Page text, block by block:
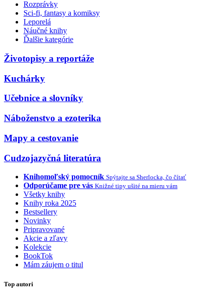
Rozprávky
Sci-fi, fantasy a komiksy
Leporelá
Náučné knihy
Ďalšie kategórie
Životopisy a reportáže
Kuchárky
Učebnice a slovníky
Náboženstvo a ezoterika
Mapy a cestovanie
Cudzojazyčná literatúra
Knihomoľský pomocník Spýtajte sa Sherlocka, čo čítať
Odporúčame pre vás Knižné tipy ušité na mieru vám
Všetky knihy
Knihy roka 2025
Bestsellery
Novinky
Pripravované
Akcie a zľavy
Kolekcie
BookTok
Mám záujem o titul
Top autori